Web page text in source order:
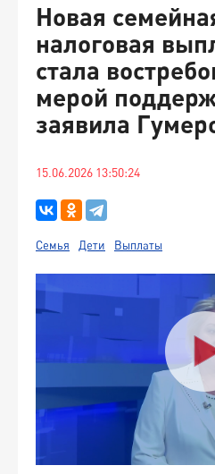
Новая
налоговая
стала
мерой
заявила
15.06.2026 13:50:24
Семья Дети Выплаты